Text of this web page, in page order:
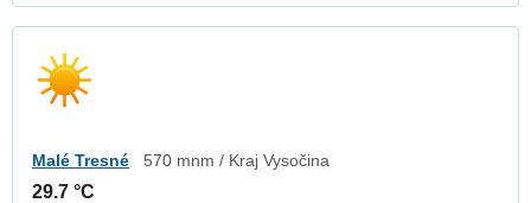
Malé Tresné 570 mnm / Kraj Vysočina
29.7 °C